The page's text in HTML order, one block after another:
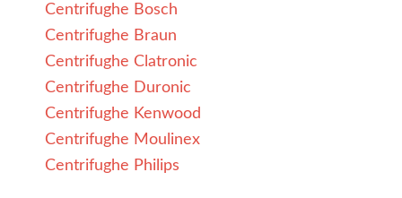
Centrifughe Bosch
Centrifughe Braun
Centrifughe Clatronic
Centrifughe Duronic
Centrifughe Kenwood
Centrifughe Moulinex
Centrifughe Philips